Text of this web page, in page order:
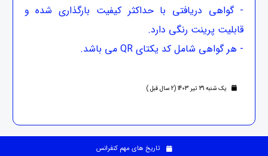
- گواهی دریافتی با حداکثر کیفیت بارگذاری شده و
قابلیت پرینت رنگی دارد.
- هر گواهی شامل کد یکتای QR می باشد.
یک شنبه 31 تیر 1403 (2 سال قبل )
تاریخ های مهم کنفرانس